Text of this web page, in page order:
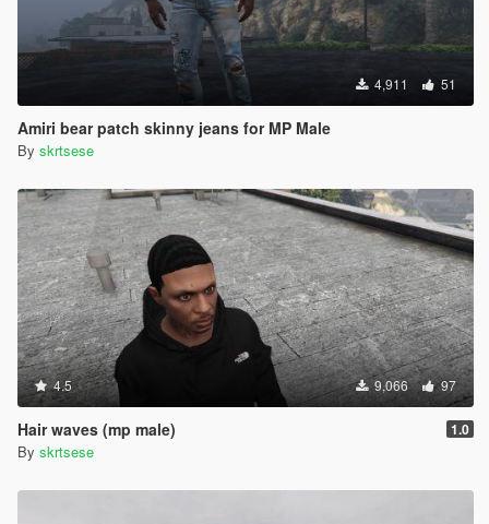
4,911 51
Amiri bear patch skinny jeans for MP Male
By skrtsese
4.5 9,066 97
Hair waves (mp male) 1.0
By skrtsese